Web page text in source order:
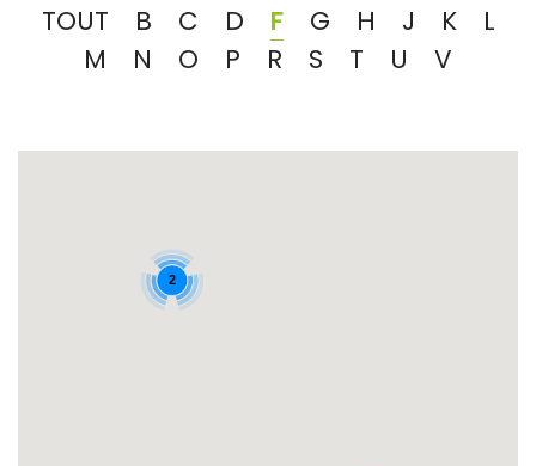
TOUT B C D F G H J K
L
M
N O P R S T U V
2